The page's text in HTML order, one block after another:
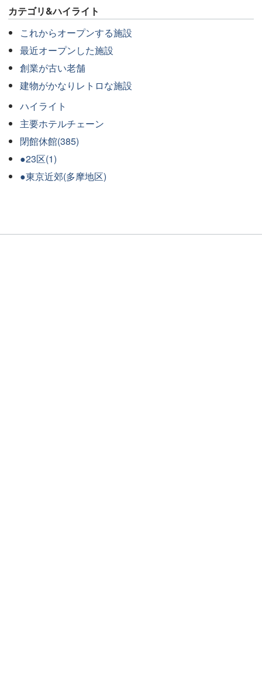
カテゴリ&ハイライト
これからオープンする施設
最近オープンした施設
創業が古い老舗
建物がかなりレトロな施設
ハイライト
主要ホテルチェーン
閉館休館(385)
●23区(1)
●東京近郊(多摩地区)